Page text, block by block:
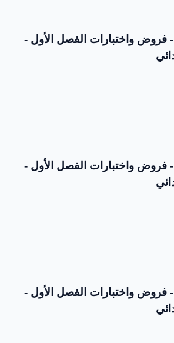
الموضوع رقم 154 - فروض واختبارات الفصل الأول -
الموضوع رقم 153 - فروض واختبارات الفصل الأول -
الموضوع رقم 152 - فروض واختبارات الفصل الأول -